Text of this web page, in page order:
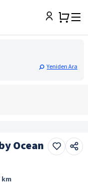
Yeniden Ara
Ocean
km